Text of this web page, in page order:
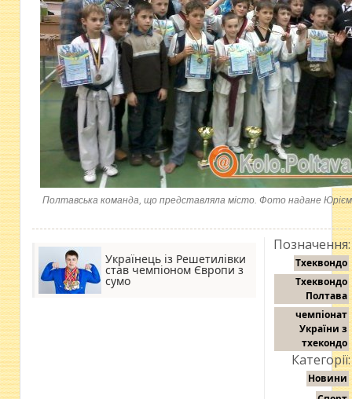
Полтавська команда, що представляла місто. Фото надане
Українець із Решетилівки
став чемпіоном Європи з
сумо
Позначення:
Тхеквондо
Тхеквондо
Полтава
чемпіонат
України з
тхекондо
Категорії:
Новини